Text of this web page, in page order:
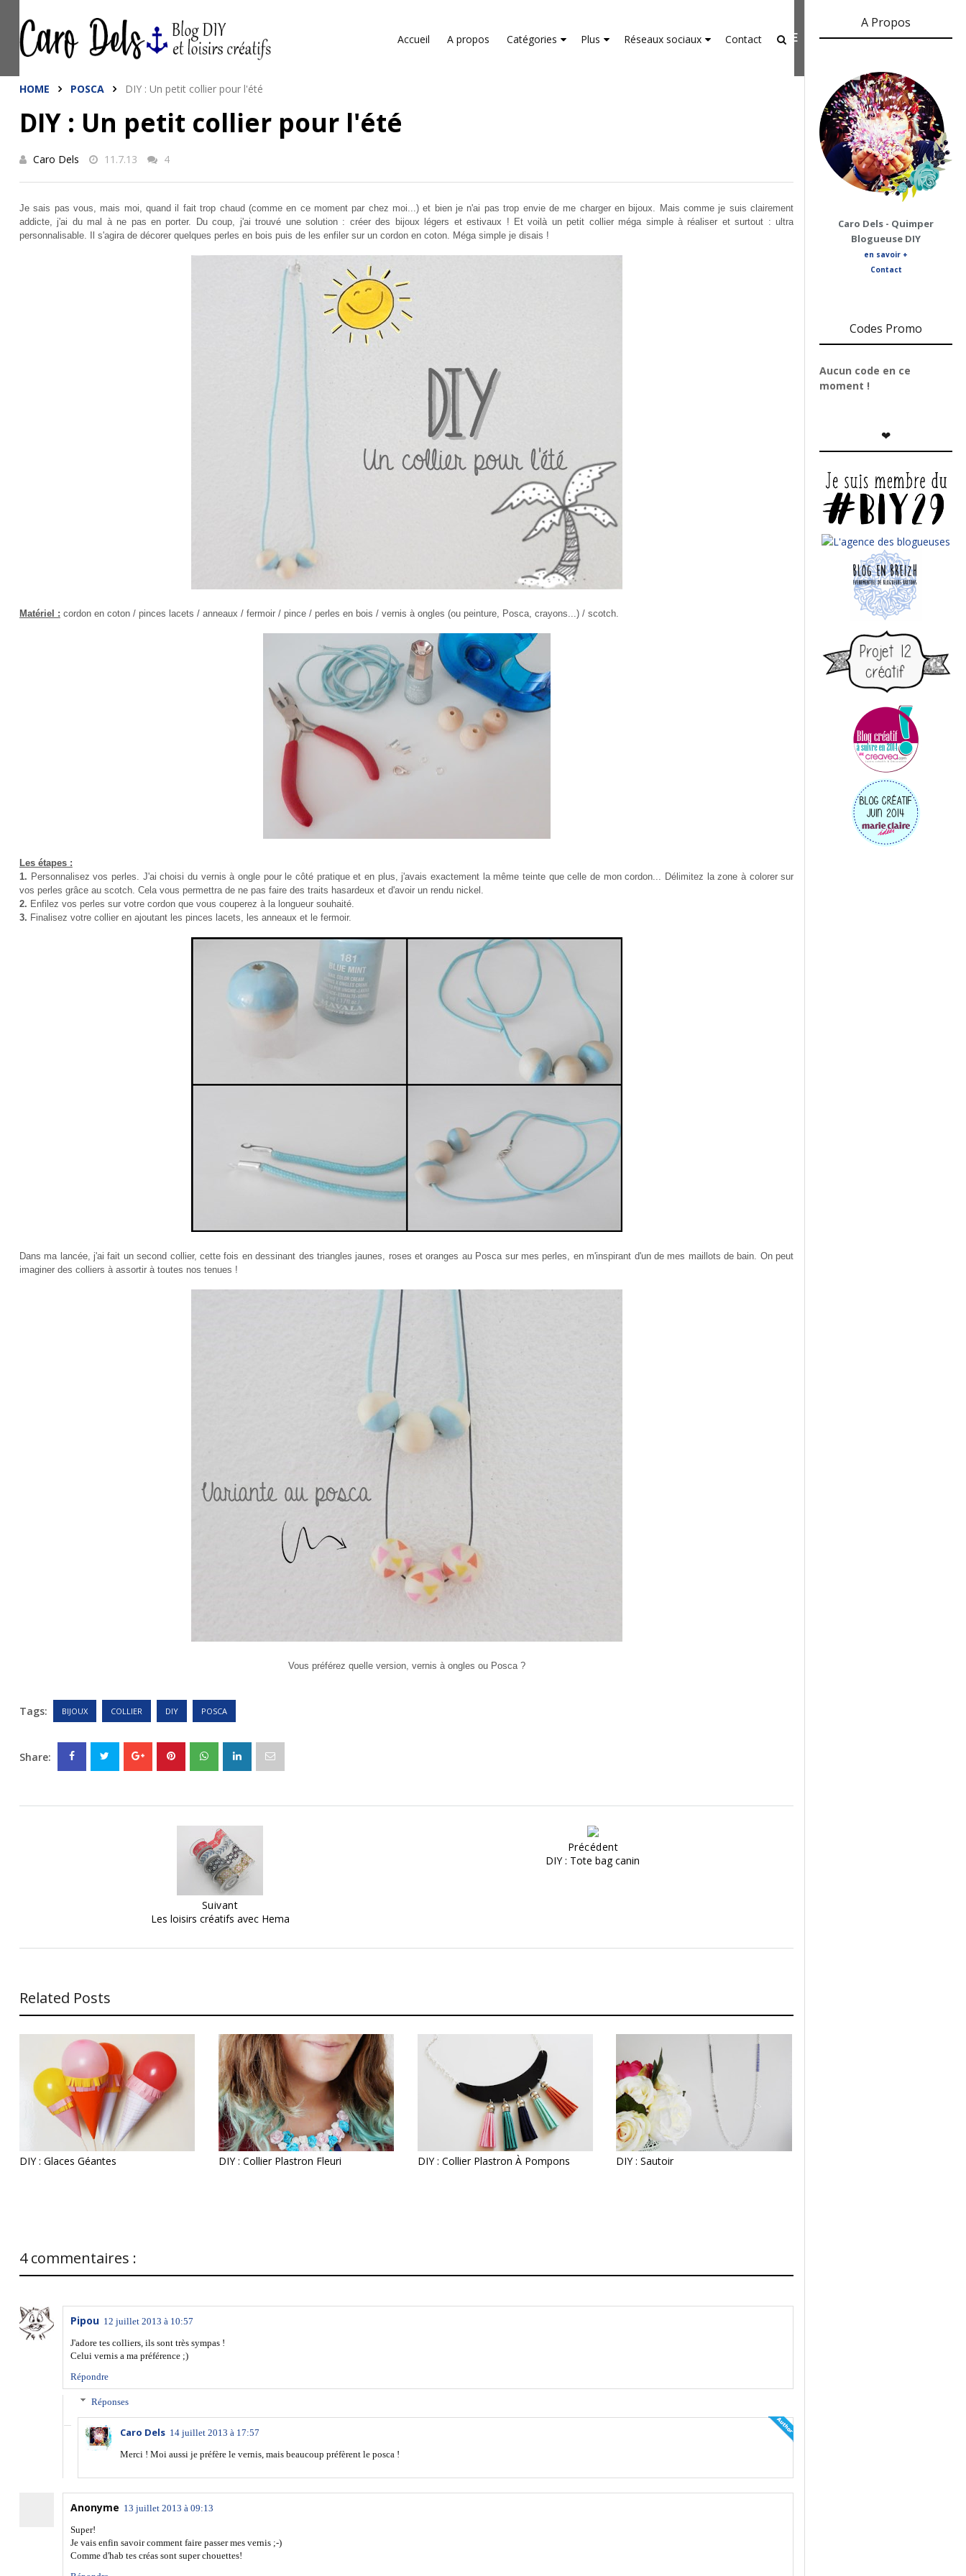
Accueil A propos Catégories Plus Réseaux sociaux Contact
HOME POSCA DIY : Un petit collier pour l'été
DIY : Un petit collier pour l'été
Caro Dels 11.7.13 4
Je sais pas vous, mais moi, quand il fait trop chaud (comme en ce moment par chez moi...) et bien je n'ai pas trop envie de me charger en bijoux. Mais comme je suis clairement
addicte, j'ai du mal à ne pas en porter. Du coup, j'ai trouvé une solution : créer des bijoux légers et estivaux ! Et voilà un petit collier méga simple à réaliser et surtout : ultra
personnalisable. Il s'agira de décorer quelques perles en bois puis de les enfiler sur un cordon en coton. Méga simple je disais !
Matériel : cordon en coton / pinces lacets / anneaux / fermoir / pince / perles en bois / vernis à ongles (ou peinture, Posca, crayons...) / scotch.
Les étapes :
1. Personnalisez vos perles. J'ai choisi du vernis à ongle pour le côté pratique et en plus, j'avais exactement la même teinte que celle de mon cordon... Délimitez la zone à colorer sur
vos perles grâce au scotch. Cela vous permettra de ne pas faire des traits hasardeux et d'avoir un rendu nickel.
2. Enfilez vos perles sur votre cordon que vous couperez à la longueur souhaité.
3. Finalisez votre collier en ajoutant les pinces lacets, les anneaux et le fermoir.
Dans ma lancée, j'ai fait un second collier, cette fois en dessinant des triangles jaunes, roses et oranges au Posca sur mes perles, en m'inspirant d'un de mes maillots de bain. On peut
imaginer des colliers à assortir à toutes nos tenues !
Vous préférez quelle version, vernis à ongles ou Posca ?
Tags: BIJOUX COLLIER DIY POSCA
Share:
Suivant
Les loisirs créatifs avec Hema
Précédent
DIY : Tote bag canin
Related Posts
DIY : Glaces Géantes DIY : Collier Plastron Fleuri DIY : Collier Plastron À Pompons DIY : Sautoir
4 commentaires :
Pipou 12 juillet 2013 à 10:57
J'adore tes colliers, ils sont très sympas !
Celui vernis a ma préférence ;)
Répondre
Réponses
Caro Dels 14 juillet 2013 à 17:57
Merci ! Moi aussi je préfère le vernis, mais beaucoup préfèrent le posca !
Anonyme 13 juillet 2013 à 09:13
Super!
Je vais enfin savoir comment faire passer mes vernis ;-)
Comme d'hab tes créas sont super chouettes!
A Propos
Caro Dels - Quimper
Blogueuse DIY
en savoir +
Contact
Codes Promo
Aucun code en ce
moment !
❤
This site uses cookies from Google to deliver its services and to analyze traffic. Your IP address and user-agent
are shared with Google along with performance and security metrics to ensure quality of service, generate usage
statistics, and to detect and address abuse.
LEARN MORE GOT IT